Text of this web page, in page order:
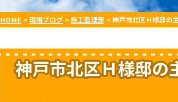
HOME >現場ブログ >施工監理部 >神戸市北区Ｈ様邸の
神戸市北区Ｈ様邸の